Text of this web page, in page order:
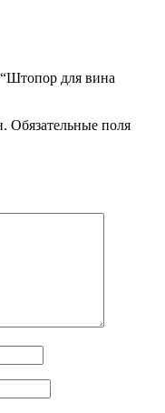
для вина
Обязательные поля